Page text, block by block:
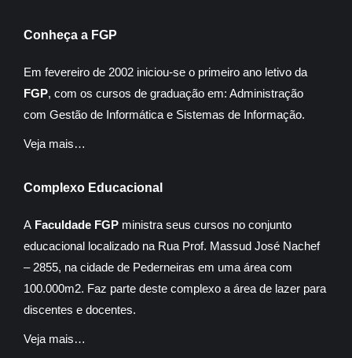
Conheça a FGP
Em fevereiro de 2002 iniciou-se o primeiro ano letivo da
FGP, com os cursos de graduação em: Administração
com Gestão de Informática e Sistemas de Informação.
Veja mais…
Complexo Educacional
A Faculdade FGP ministra seus cursos no conjunto
educacional localizado na Rua Prof. Massud José Nachef
– 2855, na cidade de Pederneiras em uma área com
100.000m2. Faz parte deste complexo a área de lazer para
discentes e docentes.
Veja mais…